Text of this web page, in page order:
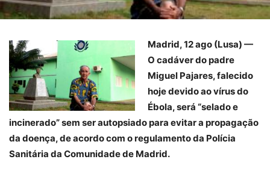
Madrid, 12 ago (Lusa) —
O cadáver do padre
Miguel Pajares, falecido
hoje devido ao vírus do
Ébola, será “selado e
incinerado” sem ser autopsiado para evitar a propagação
da doença, de acordo com o regulamento da Polícia
Sanitária da Comunidade de Madrid.